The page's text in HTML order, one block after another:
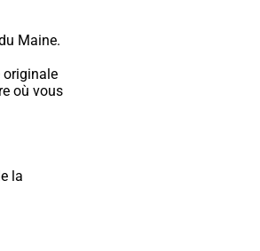
Maine.
originale
où vous
la